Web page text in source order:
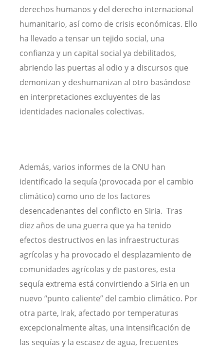
derechos humanos y del derecho internacional
humanitario, así como de crisis económicas. Ello
ha llevado a tensar un tejido social, una
confianza y un capital social ya debilitados,
abriendo las puertas al odio y a discursos que
demonizan y deshumanizan al otro basándose
en interpretaciones excluyentes de las
identidades nacionales colectivas.
Además, varios informes de la ONU han
identificado la sequía (provocada por el cambio
climático) como uno de los factores
desencadenantes del conflicto en Siria. Tras
diez años de una guerra que ya ha tenido
efectos destructivos en las infraestructuras
agrícolas y ha provocado el desplazamiento de
comunidades agrícolas y de pastores, esta
sequía extrema está convirtiendo a Siria en un
nuevo “punto caliente” del cambio climático. Por
otra parte, Irak, afectado por temperaturas
excepcionalmente altas, una intensificación de
las sequías y la escasez de agua, frecuentes